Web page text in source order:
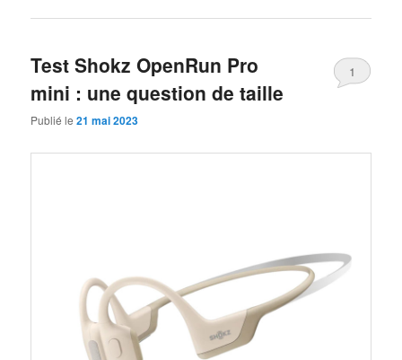
Test Shokz OpenRun Pro
mini : une question de taille
Publié le21 mai 2023
1